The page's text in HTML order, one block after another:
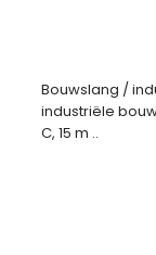
Bouwslang /
industriële
C, 15 m ..